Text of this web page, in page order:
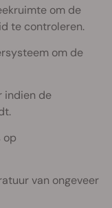
om de
te controleren.
om de
indien de
op
van ongeveer